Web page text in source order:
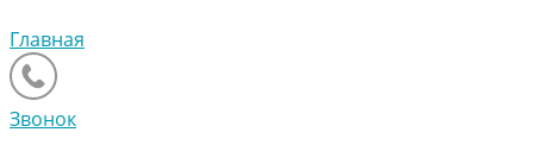
Главная
Звонок